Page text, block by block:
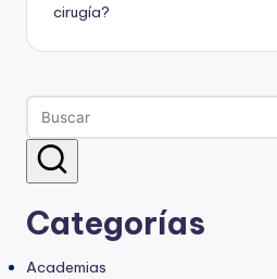
cirugía?
Categorías
Academias